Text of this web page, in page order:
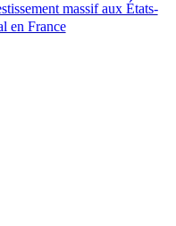
massif aux États-
en France